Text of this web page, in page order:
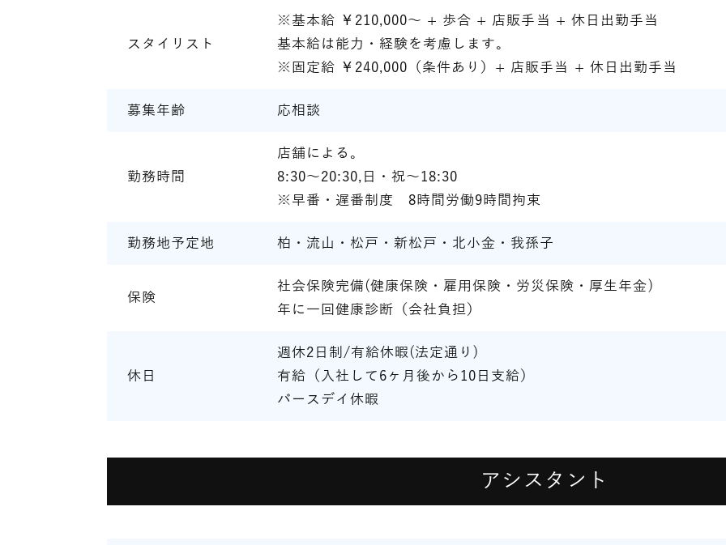
スタイリスト
※基本給 ￥210,000～ + 歩合 + 店販手当 + 休日出勤手当
基本給は能力・経験を考慮します。
※固定給 ￥240,000（条件あり）+ 店販手当 + 休日出勤手当
募集年齢 応相談
勤務時間
店舗による。
8:30～20:30,日・祝～18:30
※早番・遅番制度 8時間労働9時間拘束
勤務地予定地 柏・流山・松戸・新松戸・北小金・我孫子
保険
社会保険完備(健康保険・雇用保険・労災保険・厚生年金)
年に一回健康診断（会社負担）
休日
週休2日制/有給休暇(法定通り)
有給（入社して6ヶ月後から10日支給）
バースデイ休暇
アシスタント